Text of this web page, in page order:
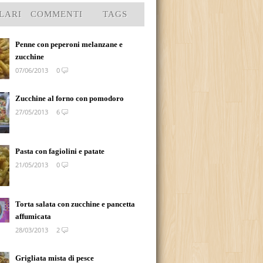
COMMENTI TAGS
Penne con peperoni melanzane e
zucchine
07/06/2013
0
Zucchine al forno con pomodoro
27/05/2013
6
Pasta con fagiolini e patate
21/05/2013
0
Torta salata con zucchine e pancetta
affumicata
28/03/2013
2
Grigliata mista di pesce